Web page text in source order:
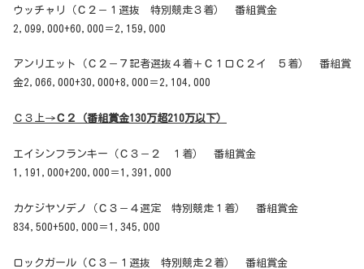
ウッチャリ（Ｃ２－１選抜 特別競走３着） 番組賞金
2,099,000+60,000＝2,159,000
アンリエット（Ｃ２－７記者選抜４着＋Ｃ１ロＣ２イ ５着） 番組賞
金2,066,000+30,000+8,000＝2,104,000
Ｃ３上→Ｃ２（番組賞金130万超210万以下）
エイシンフランキー（Ｃ３－２ １着） 番組賞金
1,191,000+200,000＝1,391,000
カケジヤソデノ（Ｃ３－４選定 特別競走１着） 番組賞金
834,500+500,000＝1,345,000
ロックガール（Ｃ３－１選抜 特別競走２着） 番組賞金